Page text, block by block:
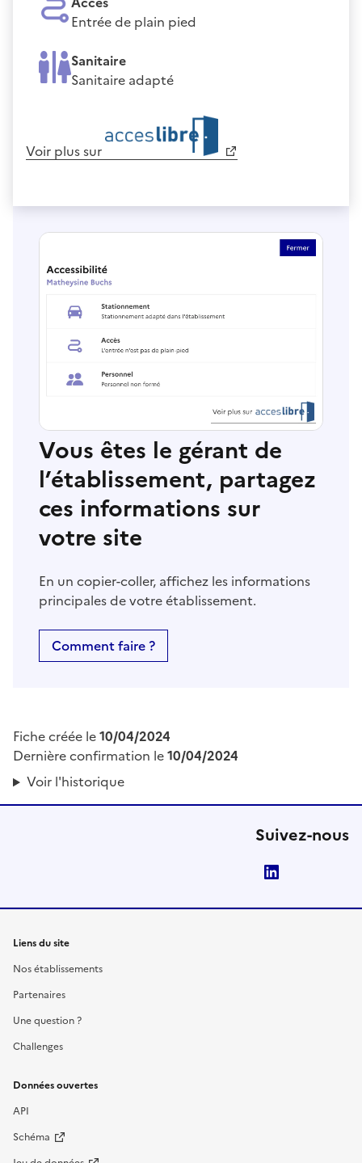
Entrée de plain pied
Sanitaire
Sanitaire adapté
Voir plus sur
Vous êtes le gérant de
l’établissement, partagez
ces informations sur
votre site
En un copier-coller, affichez les informations
principales de votre établissement.
Comment faire ?
Fiche créée le10/04/2024
Dernière confirmation le10/04/2024
Voir l'historique
Suivez-nous
Liens du site
Nos établissements
Partenaires
Une question ?
Challenges
Données ouvertes
API
Schéma